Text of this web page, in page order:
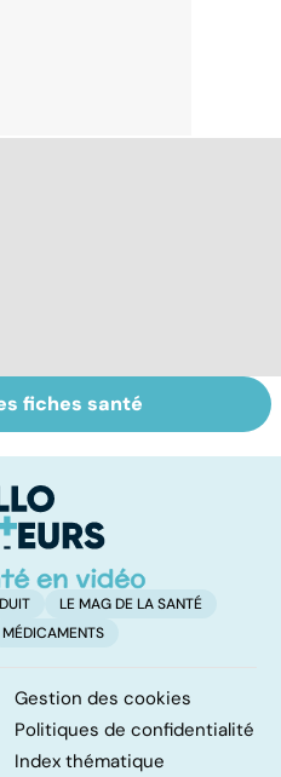
La sciatique : un
symptôme
fiches santé
LE MAG DE LA SANTÉ
MÉDICAMENTS
Gestion des cookies
Politiques de confidentialité
Index thématique